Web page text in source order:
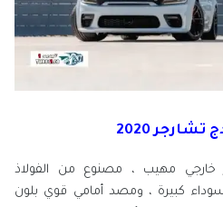
مهيب ، مصنوع من الفولاذ
كبيرة ، ومصد أمامي قوي بلون